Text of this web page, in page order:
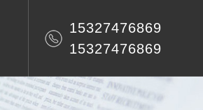
15327476869
15327476869